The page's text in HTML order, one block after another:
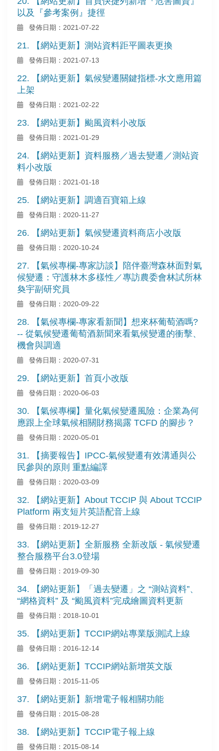
以及『參考案例』捷徑
發佈日期：2021-07-22
21. 【網站更新】測站資料距平圖表更換
發佈日期：2021-07-13
22. 【網站更新】氣候變遷關鍵指標-水文應用篇
上架
發佈日期：2021-02-22
23. 【網站更新】颱風資料小改版
發佈日期：2021-01-29
24. 【網站更新】資料服務／過去變遷／測站資
料小改版
發佈日期：2021-01-18
25. 【網站更新】調適百寶箱上線
發佈日期：2020-11-27
26. 【網站更新】氣候變遷資料商店小改版
發佈日期：2020-10-24
27. 【氣候專欄-專家訪談】陪伴臺灣森林面對氣
候變遷：守護林木多樣性／專訪農委會林試所林
奐宇副研究員
發佈日期：2020-09-22
28. 【氣候專欄-專家看新聞】想來杯葡萄酒嗎?
-- 從氣候變遷葡萄酒新聞來看氣候變遷的衝擊、
機會與調適
發佈日期：2020-07-31
29. 【網站更新】首頁小改版
發佈日期：2020-06-03
30. 【氣候專欄】量化氣候變遷風險：企業為何
應跟上全球氣候相關財務揭露 TCFD 的腳步？
發佈日期：2020-05-01
31. 【摘要報告】IPCC-氣候變遷有效溝通與公
民參與的原則 重點編譯
發佈日期：2020-03-09
32. 【網站更新】About TCCIP 與 About TCCIP
Platform 兩支短片英語配音上線
發佈日期：2019-12-27
33. 【網站更新】全新服務 全新改版 - 氣候變遷
整合服務平台3.0登場
發佈日期：2019-09-30
34. 【網站更新】「過去變遷」之 “測站資料”、
“網格資料” 及 “颱風資料”完成繪圖資料更新
發佈日期：2018-10-01
35. 【網站更新】TCCIP網站專業版測試上線
發佈日期：2016-12-14
36. 【網站更新】TCCIP網站新增英文版
發佈日期：2015-11-05
37. 【網站更新】新增電子報相關功能
發佈日期：2015-08-28
38. 【網站更新】TCCIP電子報上線
發佈日期：2015-08-14